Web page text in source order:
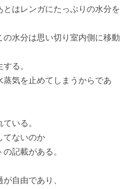
はレンガにたっぷりの水分を
水分は思い切り室内側に移動
る。
気を止めてしまうからであ
いる。
てないのか
記載がある。
自由であり、